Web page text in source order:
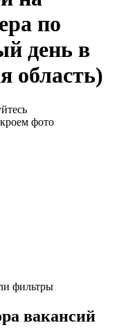
по
день в
область)
фото
фильтры
вакансий